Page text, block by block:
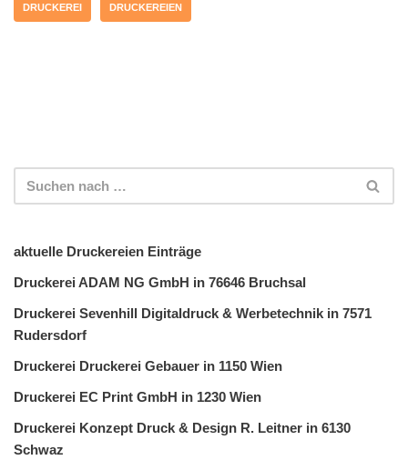
DRUCKEREI DRUCKEREIEN
aktuelle Druckereien Einträge
Druckerei ADAM NG GmbH in 76646 Bruchsal
Druckerei Sevenhill Digitaldruck & Werbetechnik in 7571
Rudersdorf
Druckerei Druckerei Gebauer in 1150 Wien
Druckerei EC Print GmbH in 1230 Wien
Druckerei Konzept Druck & Design R. Leitner in 6130
Schwaz